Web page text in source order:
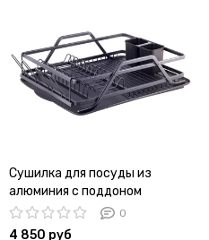
Сушилка для посуды из
алюминия с поддоном
(черная) Kamille KM-0751
0
4 850 руб